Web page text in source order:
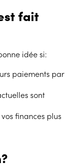
fait
idée si:
paiements par
sont
finances plus